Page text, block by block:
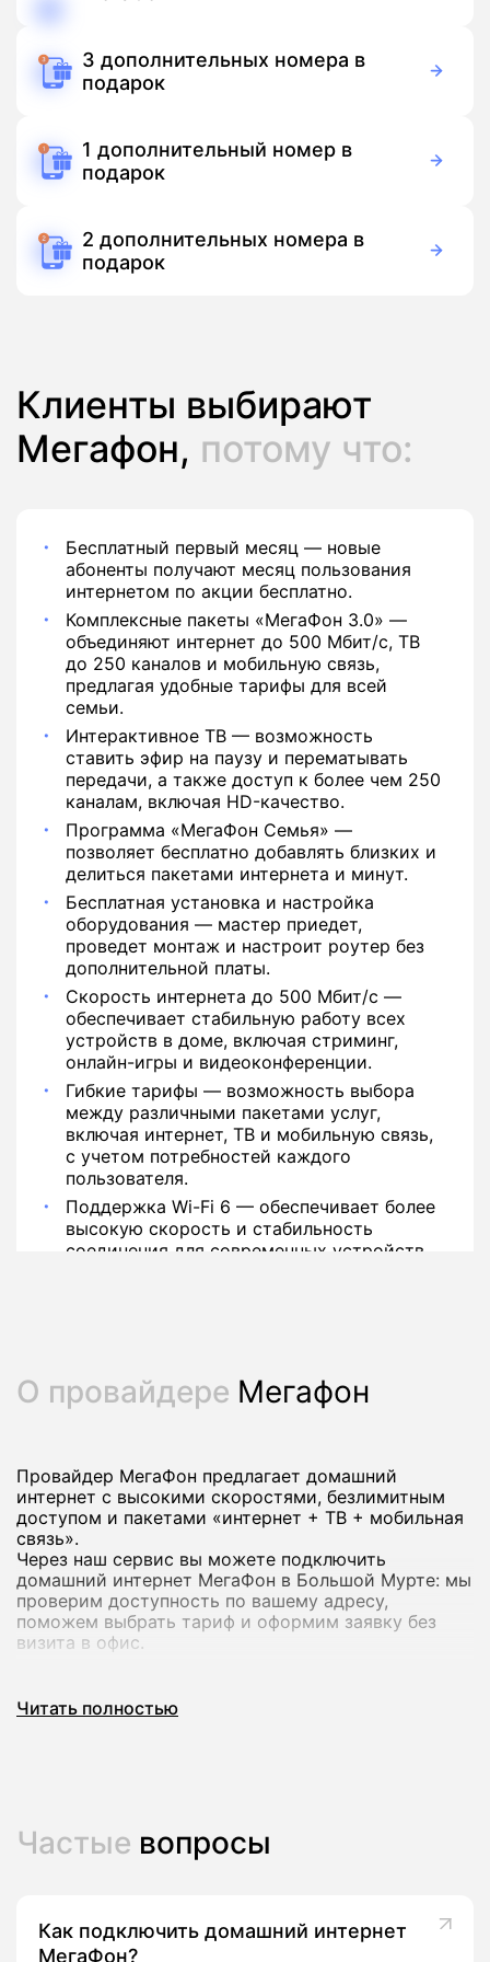
3 дополнительных номера в
подарок
1 дополнительный номер в
подарок
2 дополнительных номера в
подарок
Клиенты выбирают
Мегафон, потому что:
Бесплатный первый месяц — новые
абоненты получают месяц пользования
интернетом по акции бесплатно.
Комплексные пакеты «МегаФон 3.0» —
объединяют интернет до 500 Мбит/с, ТВ
до 250 каналов и мобильную связь,
предлагая удобные тарифы для всей
семьи.
Интерактивное ТВ — возможность
ставить эфир на паузу и перематывать
передачи, а также доступ к более чем 250
каналам, включая HD-качество.
Программа «МегаФон Семья» —
позволяет бесплатно добавлять близких и
делиться пакетами интернета и минут.
Бесплатная установка и настройка
оборудования — мастер приедет,
проведет монтаж и настроит роутер без
дополнительной платы.
Скорость интернета до 500 Мбит/с —
обеспечивает стабильную работу всех
устройств в доме, включая стриминг,
онлайн-игры и видеоконференции.
Гибкие тарифы — возможность выбора
между различными пакетами услуг,
включая интернет, ТВ и мобильную связь,
с учетом потребностей каждого
пользователя.
Поддержка Wi-Fi 6 — обеспечивает более
высокую скорость и стабильность
соединения для современных устройств.
О провайдере Мегафон
Провайдер МегаФон предлагает домашний
интернет с высокими скоростями, безлимитным
доступом и пакетами «интернет + ТВ + мобильная
связь».
Через наш сервис вы можете подключить
домашний интернет МегаФон в Большой Мурте: мы
проверим доступность по вашему адресу,
поможем выбрать тариф и оформим заявку без
визита в офис.
Почему стоит подключить домашний
высоком качестве на нескольких устройствах
комплексные предложения с ТВ‑каналами и
пакетами мобильной связи.
Читать полностью
Частые вопросы
Как подключить домашний интернет
МегаФон?